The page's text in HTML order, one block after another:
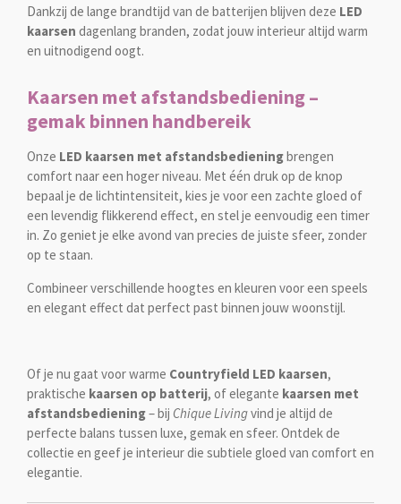
Dankzij de lange brandtijd van de batterijen blijven deze LED
kaarsen dagenlang branden, zodat jouw interieur altijd warm
en uitnodigend oogt.
Kaarsen met afstandsbediening –
gemak binnen handbereik
Onze LED kaarsen met afstandsbedieningbrengen
comfort naar een hoger niveau. Met één druk op de knop
bepaal je de lichtintensiteit, kies je voor een zachte gloed of
een levendig flikkerend effect, en stel je eenvoudig een timer
in. Zo geniet je elke avond van precies de juiste sfeer, zonder
op te staan.
Combineer verschillende hoogtes en kleuren voor een speels
en elegant effect dat perfect past binnen jouw woonstijl.
Of je nu gaat voor warme Countryfield LED kaarsen,
praktische kaarsen op batterij, of elegante kaarsen met
afstandsbediening– bij Chique Livingvind je altijd de
perfecte balans tussen luxe, gemak en sfeer. Ontdek de
collectie en geef je interieur die subtiele gloed van comfort en
elegantie.